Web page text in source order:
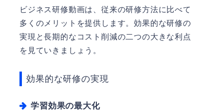
ビジネス研修動画は、従来の研修方法に比べて
多くのメリットを提供します。効果的な研修の
実現と長期的なコスト削減の二つの大きな利点
を見ていきましょう。
効果的な研修の実現
学習効果の最大化